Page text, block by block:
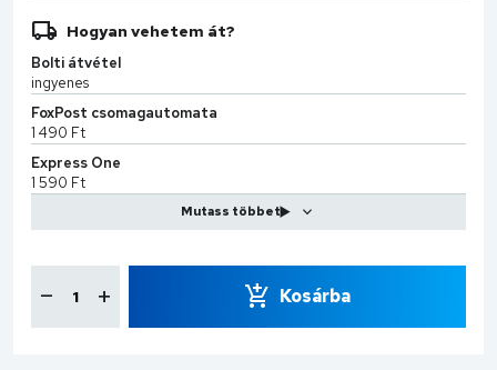
Hogyan vehetem át?
Bolti átvétel
ingyenes
FoxPost csomagautomata
1 490 Ft
Express One
1 590 Ft
2 599 Ft
CS-Sprint
Kosárba